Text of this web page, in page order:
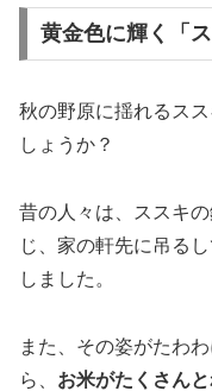
黄金色に輝く「ス
秋の野原に揺れるス
しょうか？
昔の人々は、ススキ
じ、家の軒先に吊る
しました。
また、その姿がたわ
ら、 お米がたくさん